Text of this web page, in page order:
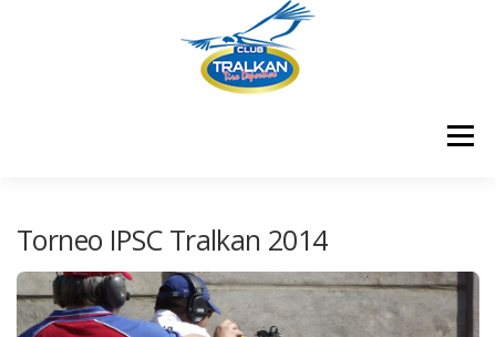
Menú
¿CÓMO ME HAGO SOCIO?
Torneo IPSC Tralkan 2014